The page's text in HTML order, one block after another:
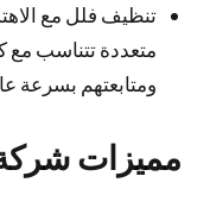
تنظيف فلل مع
متعددة تتناسب مع
ومتابعتهم بسرعة
مميزات